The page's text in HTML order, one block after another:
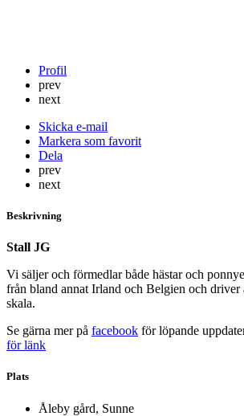
Profil
prev
next
Skicka e-mail
Markera som favorit
Dela
prev
next
Beskrivning
Stall JG
Vi säljer och förmedlar både hästar och
från bland annat Irland och Belgien och driver
skala.
Se gärna mer på facebook för löpande
för länk
Plats
Åleby gård, Sunne